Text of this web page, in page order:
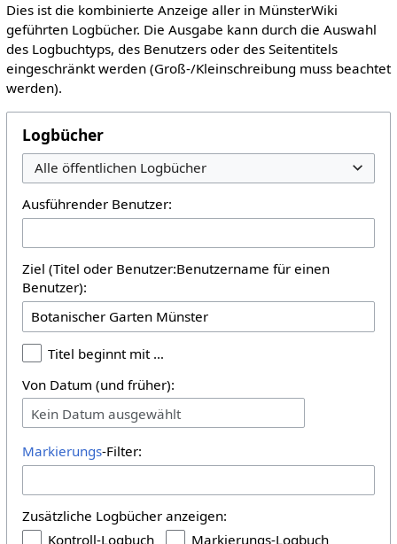
Dies ist die kombinierte Anzeige aller in MünsterWiki
geführten Logbücher. Die Ausgabe kann durch die Auswahl
des Logbuchtyps, des Benutzers oder des Seitentitels
eingeschränkt werden (Groß-/Kleinschreibung muss beachtet
werden).
Logbücher
Alle öffentlichen Logbücher
Ausführender Benutzer:
Ziel (Titel oder Benutzer:Benutzername für einen
Benutzer):
Titel beginnt mit …
Von Datum (und früher):
Kein Datum ausgewählt
Markierungs-Filter:
Zusätzliche Logbücher anzeigen:
Kontroll-Logbuch
Markierungs-Logbuch